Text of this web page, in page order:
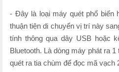
- Đây là loại máy quét phổ biến
thuận tiện di chuyển vị trí này
tính thông qua dây USB hoặc
Bluetooth. Là dòng máy phát ra
quét ra tia chùm để đọc mã vạch